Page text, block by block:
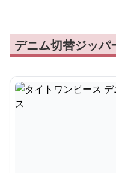
デニム切替ジッパ